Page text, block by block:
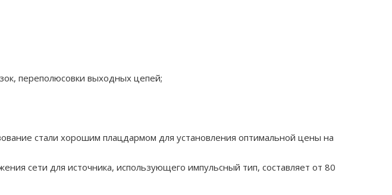
переполюсовки выходных цепей;
стали хорошим плацдармом для установления оптимальной цены на
сети для источника, использующего импульсный тип, составляет от 80